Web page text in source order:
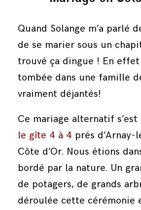
Quand Solange m’a parlé
de se marier sous un
trouvé ça dingue ! En
tombée dans une famille
vraiment déjantés!
Ce mariage alternatif
le gîte 4 à 4 prés d’Arnay-
Côte d’Or. Nous étions
bordé par la nature. Un
de potagers, de grands
déroulée cette cérémonie